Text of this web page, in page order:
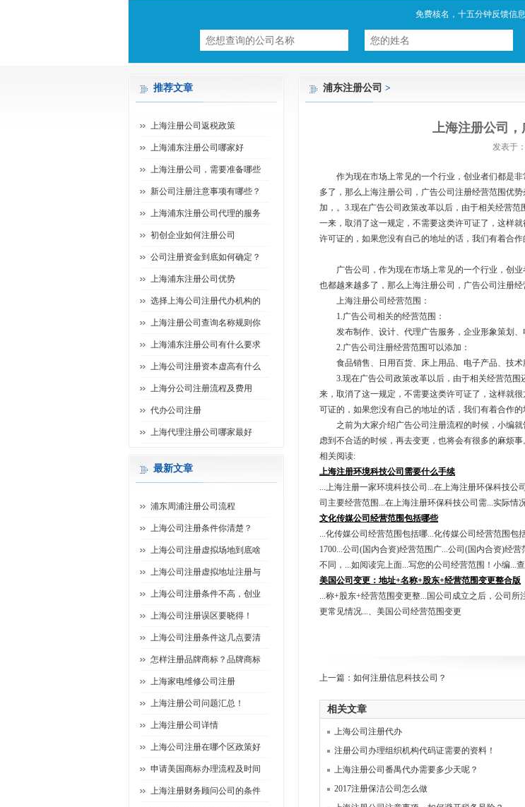
免费核名，十五分钟反馈信息
浦东注册公司 >
上海注册公司，
发表于
作为现在市场上常见的一个行业，创业者们都是
多了，那么上海注册公司，广告公司注册经营范围优
加，。3.现在广告公司政策改革以后，由于相关经营
一来，取消了这一规定，不需要这类许可证了，这样
许可证的，如果您没有自己的地址的话，我们有着合
广告公司，作为现在市场上常见的一个行业，创业
也都越来越多了，那么上海注册公司，广告公司注册
上海注册公司经营范围：
1.广告公司相关的经营范围：
发布制作、设计、代理广告服务，企业形象策划、
2.广告公司注册经营范围可以添加：
食品销售、日用百货、床上用品、电子产品、技术
3.现在广告公司政策改革以后，由于相关经营范围
来，取消了这一规定，不需要这类许可证了，这样就
可证的，如果您没有自己的地址的话，我们有着合作
之前为大家介绍广告公司注册流程的时候，小编就
虑到不合适的时候，再去变更，也将会有很多的麻烦事
相关阅读:
上海注册环境科技公司需要什么手续
...上海注册一家环境科技公司...在上海注册环保科技
司主要经营范围...在上海注册环保科技公司需...实际情况
文化传媒公司经营范围包括哪些
...化传媒公司经营范围包括哪...化传媒公司经营范围
1700...公司(国内合资)经营范围广...公司(国内合资)经
不同，...如阅读完上面...写您的公司经营范围！小编...
美国公司变更：地址+名称+股东+经营范围变更整合版
...称+股东+经营范围变更整...国公司成立之后，公司
更常见情况...、美国公司经营范围变更
上一篇： 如何注册信息科技公司？
相关文章
上海公司注册代办
注册公司办理组织机构代码证需要的资料！
上海注册公司番禺代办需要多少天呢？
2017注册保洁公司怎么做
推荐文章
上海注册公司返税政策
上海浦东注册公司哪家好
上海注册公司，需要准备哪些
新公司注册注意事项有哪些？
上海浦东注册公司代理的服务
初创企业如何注册公司
公司注册资金到底如何确定？
上海浦东注册公司优势
选择上海公司注册代办机构的
上海注册公司查询名称规则你
上海浦东注册公司有什么要求
上海公司注册资本虚高有什么
上海分公司注册流程及费用
代办公司注册
上海代理注册公司哪家最好
最新文章
浦东周浦注册公司流程
上海公司注册条件你清楚？
上海公司注册虚拟场地到底啥
上海公司注册虚拟地址注册与
上海公司注册条件不高，创业
上海公司注册误区要晓得！
上海公司注册条件这几点要清
怎样注册品牌商标？品牌商标
上海家电维修公司注册
上海注册公司问题汇总！
上海注册公司详情
上海公司注册在哪个区政策好
申请美国商标办理流程及时间
上海注册财务顾问公司的条件